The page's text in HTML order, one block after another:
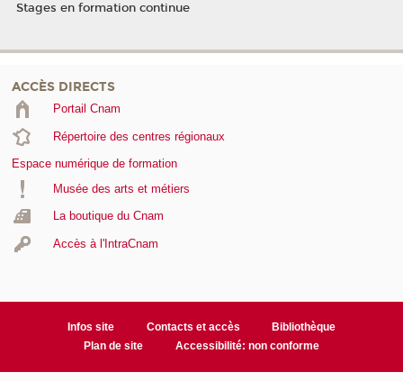
Stages en formation continue
ACCÈS DIRECTS
Portail Cnam
Répertoire des centres régionaux
Espace numérique de formation
Musée des arts et métiers
La boutique du Cnam
Accès à l'IntraCnam
Infos site Contacts et accès
Bibliothèque
Plan de site
Accessibilité: non conforme